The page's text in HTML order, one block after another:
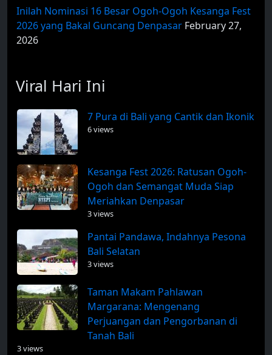
Inilah Nominasi 16 Besar Ogoh-Ogoh Kesanga Fest
2026 yang Bakal Guncang Denpasar February 27,
2026
Viral Hari Ini
7 Pura di Bali yang Cantik dan Ikonik
6 views
Kesanga Fest 2026: Ratusan Ogoh-
Ogoh dan Semangat Muda Siap
Meriahkan Denpasar
3 views
Pantai Pandawa, Indahnya Pesona
Bali Selatan
3 views
Taman Makam Pahlawan
Margarana: Mengenang
Perjuangan dan Pengorbanan di
Tanah Bali
3 views